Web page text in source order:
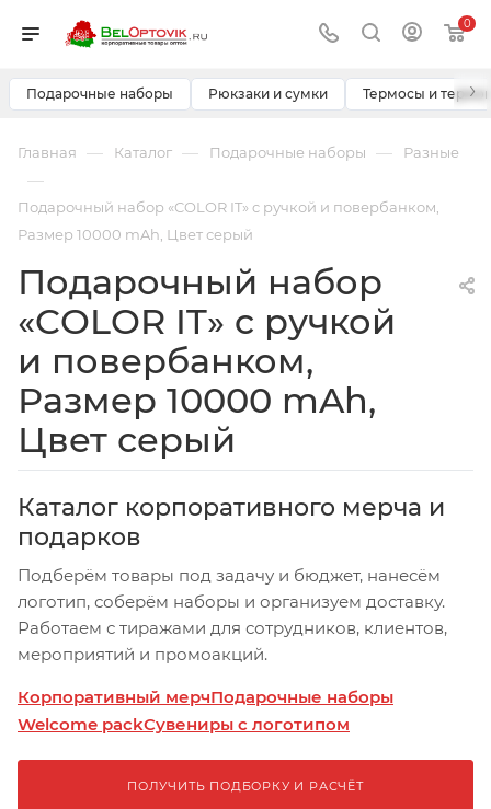
0
Подарочные наборы Рюкзаки и сумки Термосы и ›
Главная — Каталог — Подарочные наборы — Разные
—
Подарочный набор «COLOR IT» c ручкой и повербанком,
Размер 10000 mAh, Цвет серый
Подарочный набор
«COLOR IT» c ручкой
и повербанком,
Размер 10000 mAh,
Цвет серый
Каталог корпоративного мерча и
подарков
Подберём товары под задачу и бюджет, нанесём
логотип, соберём наборы и организуем доставку.
Работаем с тиражами для сотрудников, клиентов,
мероприятий и промоакций.
Корпоративный мерчПодарочные наборы
Welcome packСувениры с логотипом
ПОЛУЧИТЬ ПОДБОРКУ И РАСЧЁТ